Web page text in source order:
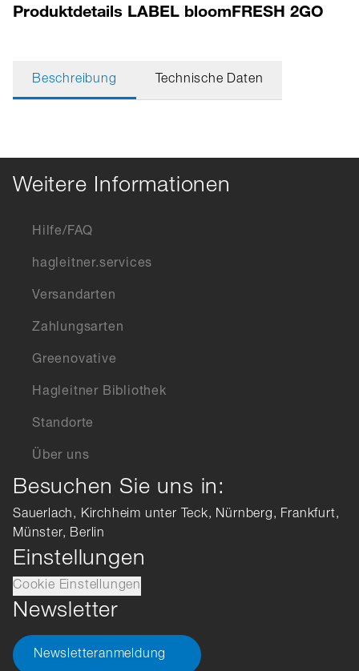
Produktdetails LABEL bloomFRESH 2GO
Beschreibung Technische Daten
Weitere Informationen
Hilfe/FAQ
hagleitner.services
Versandarten
Zahlungsarten
Greenovative
Hagleitner Bibliothek
Standorte
Über uns
Besuchen Sie uns in:
Sauerlach, Kirchheim unter Teck, Nürnberg, Frankfurt,
Münster, Berlin
Einstellungen
Cookie Einstellungen
Newsletter
Newsletteranmeldung